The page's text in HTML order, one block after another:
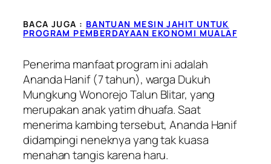
BACA JUGA : BANTUAN MESIN JAHIT UNTUK
PROGRAM PEMBERDAYAAN EKONOMI MUALAF
Penerima manfaat program ini adalah
Ananda Hanif (7 tahun), warga Dukuh
Mungkung Wonorejo Talun Blitar, yang
merupakan anak yatim dhuafa. Saat
menerima kambing tersebut, Ananda Hanif
didampingi neneknya yang tak kuasa
menahan tangis karena haru.